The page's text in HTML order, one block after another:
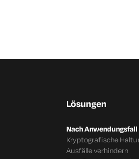
Lösungen
Nach Anwendungsfall
Kryptografische
Ausfälle verhindern